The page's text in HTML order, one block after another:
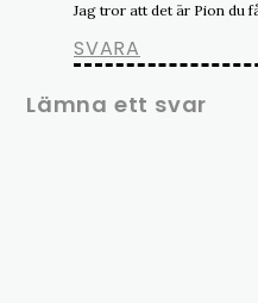
Jag tror att det är Pion du
SVARA
Lämna ett svar